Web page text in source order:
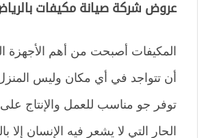
عروض شركة صيانة مكيفات
المكيفات أصبحت من أهم الأجهزة
أن تتواجد في أي مكان وليس
توفر جو مناسب للعمل والإنتاج
الحار التي لا يشعر فيه الإنسان إلا